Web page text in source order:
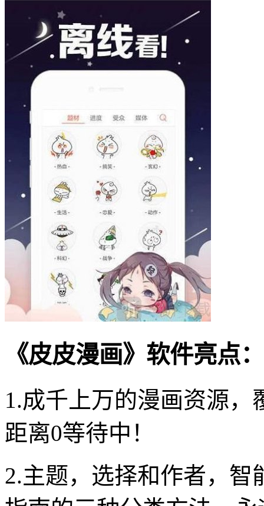
《皮皮漫画》软件亮点：
1.成千上万的漫画资源
距离0等待中！
2.主题，选择和作者，